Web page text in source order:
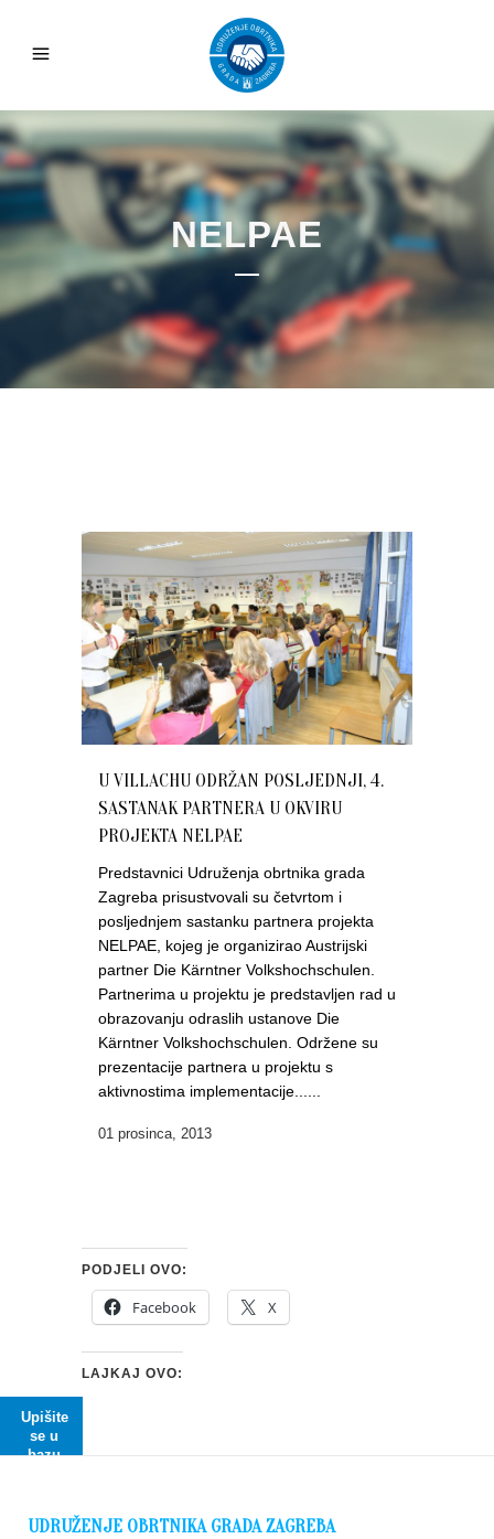
Upišite
se u
bazu
NELPAE
U VILLACHU ODRŽAN POSLJEDNJI, 4.
SASTANAK PARTNERA U OKVIRU
PROJEKTA NELPAE
Predstavnici Udruženja obrtnika grada
Zagreba prisustvovali su četvrtom i
posljednjem sastanku partnera projekta
NELPAE, kojeg je organizirao Austrijski
partner Die Kärntner Volkshochschulen.
Partnerima u projektu je predstavljen rad u
obrazovanju odraslih ustanove Die
Kärntner Volkshochschulen. Održene su
prezentacije partnera u projektu s
aktivnostima implementacije......
01 prosinca, 2013
PODJELI OVO:
Facebook X
LAJKAJ OVO:
UDRUŽENJE OBRTNIKA GRADA ZAGREBA